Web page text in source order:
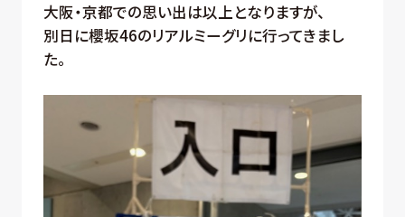
大阪・京都での思い出は以上となりますが、
別日に櫻坂46のリアルミーグリに行ってきまし
た。